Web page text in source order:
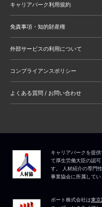
キャリアパーク利用規約
免責事項・知的財産権
外部サービスの利用について
コンプライアンスポリシー
よくある質問 / お問い合わせ